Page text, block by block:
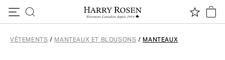
VÊTEMENTS / MANTEAUX ET BLOUSONS / MANTEAUX